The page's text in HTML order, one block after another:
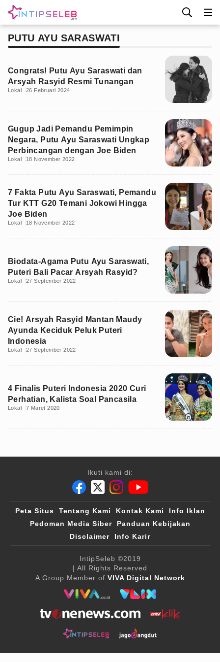
PUTU AYU SARASWATI
Congrats! Putu Ayu Saraswati dan
Arsyah Rasyid Resmi Tunangan
Lokal 26 Februari 2024
Gugup Jadi Pemandu Pemimpin
Negara, Putu Ayu Saraswati Ungkap
Perbincangan dengan Joe Biden
Lokal 18 November 2022
7 Fakta Putu Ayu Saraswati, Pemandu
Tur KTT G20 Temani Jokowi Hingga
Joe Biden
Lokal 18 November 2022
Biodata-Agama Putu Ayu Saraswati,
Puteri Bali Pacar Arsyah Rasyid?
Lokal 27 September 2022
Cie! Arsyah Rasyid Mantan Maudy
Ayunda Keciduk Peluk Puteri
Indonesia
Lokal 27 September 2022
4 Finalis Puteri Indonesia 2020 Curi
Perhatian, Kalista Soal Pancasila
Lokal 7 Maret 2020
Ikuti kami di:
Peta Situs Tentang Kami Kontak Kami
Info Iklan
Pedoman Media Siber
Panduan Kebijakan
Disclaimer
Info Karir
IntipSeleb ©2019
| All Rights Reserved
A Group Member of VIVA Digital Network